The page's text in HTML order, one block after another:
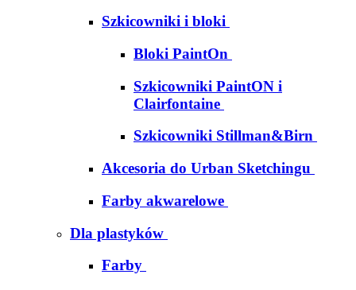
Szkicowniki i bloki
Bloki PaintOn
Szkicowniki PaintON i
Clairfontaine
Szkicowniki Stillman&Birn
Akcesoria do Urban Sketchingu
Farby akwarelowe
Dla plastyków
Farby